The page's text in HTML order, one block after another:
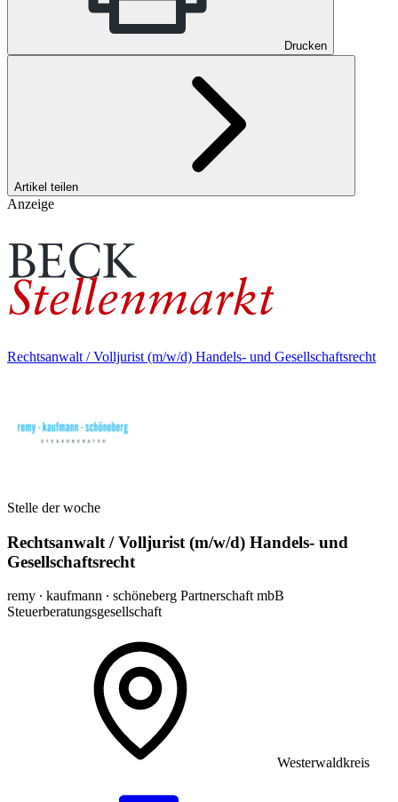
Drucken
Artikel teilen
Anzeige
Rechtsanwalt / Volljurist (m/w/d) Handels- und Gesellschaftsrecht
Stelle der woche
Rechtsanwalt / Volljurist (m/w/d) Handels- und
Gesellschaftsrecht
remy ∙ kaufmann ∙ schöneberg Partnerschaft mbB
Steuerberatungsgesellschaft
Westerwaldkreis